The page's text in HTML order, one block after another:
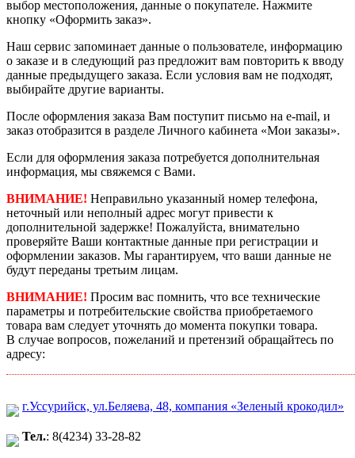
выбор местоположения, данные о покупателе. Нажмите
кнопку «Оформить заказ».
Наш сервис запоминает данные о пользователе, информацию
о заказе и в следующий раз предложит вам повторить к вводу
данные предыдущего заказа. Если условия вам не подходят,
выбирайте другие варианты.
После оформления заказа Вам поступит письмо на e-mail, и
заказ отобразится в разделе Личного кабинета «Мои заказы».
Если для оформления заказа потребуется дополнительная
информация, мы свяжемся с Вами.
ВНИМАНИЕ! Неправильно указанный номер телефона,
неточный или неполный адрес могут привести к
дополнительной задержке! Пожалуйста, внимательно
проверяйте Ваши контактные данные при регистрации и
оформлении заказов. Мы гарантируем, что ваши данные не
будут переданы третьим лицам.
ВНИМАНИЕ! Просим вас помнить, что все технические
параметры и потребительские свойства приобретаемого
товара вам следует уточнять до момента покупки товара.
В случае вопросов, пожеланий и претензий обращайтесь по
адресу:
г.Уссурийск, ул.Беляева, 48, компания «Зеленый крокодил»
Тел.: 8(4234) 33-28-82